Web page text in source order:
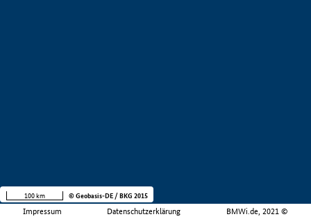
Impressum Datenschutzerklärung BMWi.de, 2021 ©
100 km © Geobasis-DE / BKG 2015